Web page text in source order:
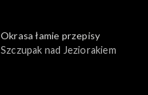
Okrasa łamie przepisy
Szczupak nad Jeziorakiem